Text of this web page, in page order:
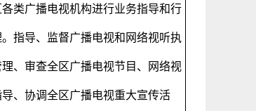
类广播电视机构进行业务指导和行
指导、监督广播电视和网络视听执
、审查全区广播电视节目、网络视
、协调全区广播电视重大宣传活